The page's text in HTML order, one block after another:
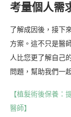
考量個人需
了解成因後，接下
方案。這不只是醫
人比您更了解自己
問題，幫助我們一
【植髮術後保養：
醫師】